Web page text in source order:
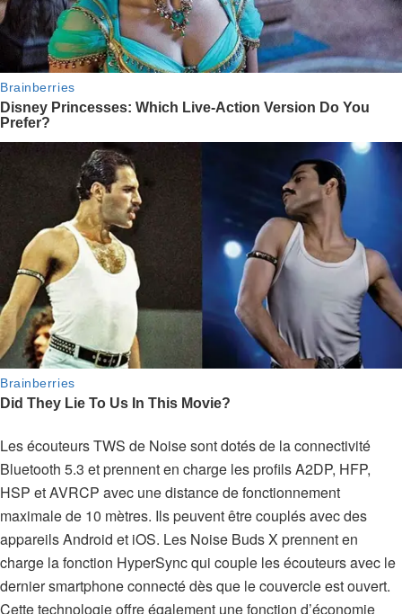
Les écouteurs TWS de Noise sont dotés de la connectivité
Bluetooth 5.3 et prennent en charge les profils A2DP, HFP,
HSP et AVRCP avec une distance de fonctionnement
maximale de 10 mètres. Ils peuvent être couplés avec des
appareils Android et iOS. Les Noise Buds X prennent en
charge la fonction HyperSync qui couple les écouteurs avec le
dernier smartphone connecté dès que le couvercle est ouvert.
Cette technologie offre également une fonction d’économie